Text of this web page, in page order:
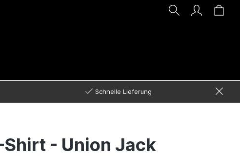
Schnelle Lieferung
Shirt - Union Jack